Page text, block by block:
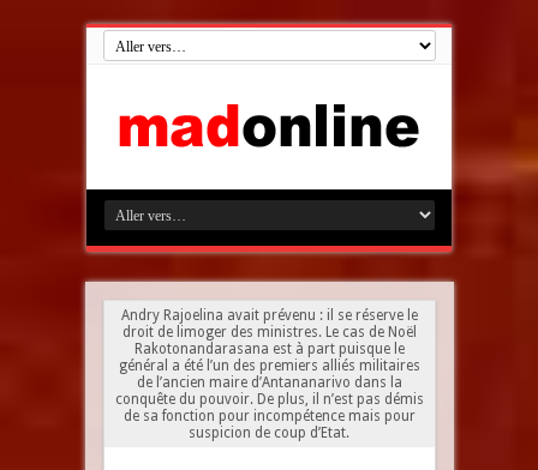
Andry Rajoelina avait prévenu : il se réserve le
droit de limoger des ministres. Le cas de Noël
Rakotonandarasana est à part puisque le
général a été l’un des premiers alliés militaires
de l’ancien maire d’Antananarivo dans la
conquête du pouvoir. De plus, il n’est pas démis
de sa fonction pour incompétence mais pour
suspicion de coup d’Etat.